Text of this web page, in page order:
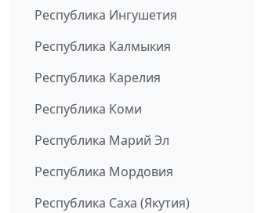
Республика Ингушетия
Республика Калмыкия
Республика Карелия
Республика Коми
Республика Марий Эл
Республика Мордовия
Республика Саха (Якутия)